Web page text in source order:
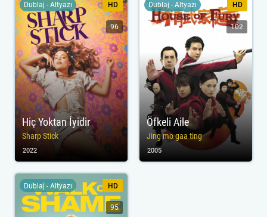
Hiç Yoktan İyidir
Sharp Stick
Dublaj - Altyazı HD
96
2022
Öfkeli Aile
Jing mo gaa ting
Dublaj - Altyazı HD
102
2005
Dublaj - Altyazı HD
95